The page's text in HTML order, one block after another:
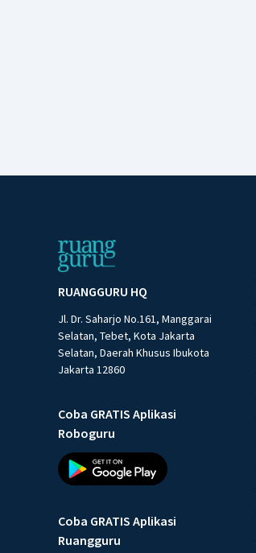
RUANGGURU HQ
Jl. Dr. Saharjo No.161, Manggarai
Selatan, Tebet, Kota Jakarta
Selatan, Daerah Khusus Ibukota
Jakarta 12860
Coba GRATIS Aplikasi
Roboguru
Coba GRATIS Aplikasi
Ruangguru